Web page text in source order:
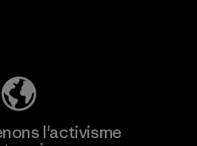
l'activisme